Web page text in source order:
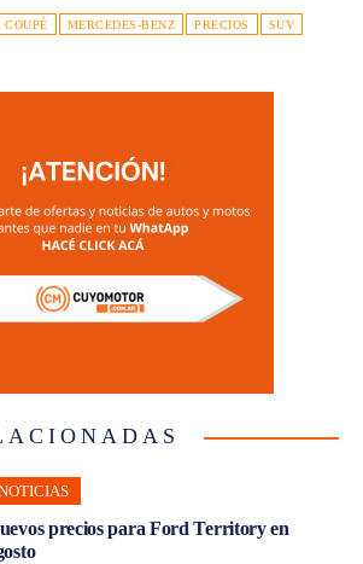
COUPÉ MERCEDES-BENZ PRECIOS SUV
precios para Ford Territory en